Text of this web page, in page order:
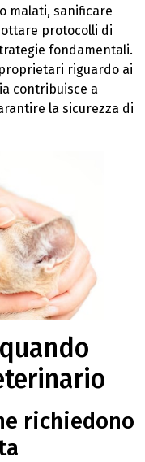
malati, sanificare
protocolli di
fondamentali.
riguardo ai
contribuisce a
la sicurezza di
richiedono